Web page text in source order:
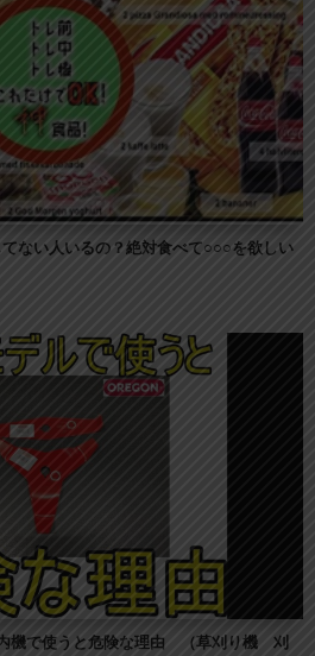
ない人いるの？絶対食べて○○○を欲しい
機で使うと危険な理由 （草刈り機 刈